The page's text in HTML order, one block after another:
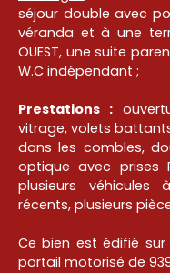
séjour double avec
véranda et à une
OUEST, une suite
W.C indépendant ;
Prestations :
vitrage, volets
dans les combles,
optique avec prises
plusieurs véhicules
récents, plusieurs
Ce bien est édifié
portail motorisé de 939